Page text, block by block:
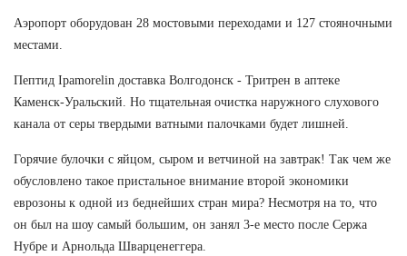
Аэропорт оборудован 28 мостовыми переходами и 127 стояночными
местами.
Пептид Ipamorelin доставка Волгодонск - Тритрен в аптеке
Каменск-Уральский. Но тщательная очистка наружного слухового
канала от серы твердыми ватными палочками будет лишней.
Горячие булочки с яйцом, сыром и ветчиной на завтрак! Так чем же
обусловлено такое пристальное внимание второй экономики
еврозоны к одной из беднейших стран мира? Несмотря на то, что
он был на шоу самый большим, он занял 3-е место после Сержа
Нубре и Арнольда Шварценеггера.